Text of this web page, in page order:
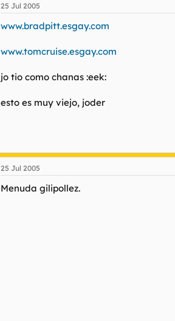
25 Jul 2005
www.bradpitt.esgay.com
www.tomcruise.esgay.com
jo tio como chanas :eek:
esto es muy viejo, joder
25 Jul 2005
Menuda gilipollez.